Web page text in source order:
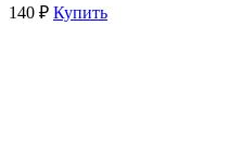
140 ₽ Купить